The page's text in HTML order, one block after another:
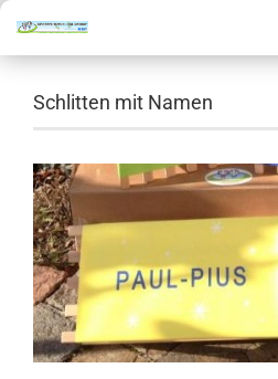
Schlitten mit Namen